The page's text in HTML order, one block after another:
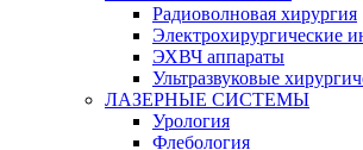
Радиоволновая хирургия
Электрохирургические
ЭХВЧ аппараты
Ультразвуковые
ЛАЗЕРНЫЕ СИСТЕМЫ
Урология
Флебология